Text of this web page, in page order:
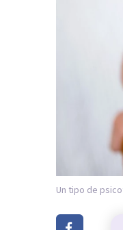
Un tipo de